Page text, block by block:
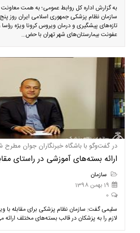
به گزارش اداره کل روابط عمومی؛ به همت
تازه‌های پیشگیری و درمان ویروس کرونا ویژه
عفونت بیمارستان‌های شهر تهران با حض...
در گفت‌وگو با باشگاه خبرنگاران جوان مطرح
ارائه بسته‌های آموزشی در راستای
سازمان
19 بهمن 1398
0
سلیمی گفت: سازمان نظام پزشکی برای مقابله با
لازم را به پزشکان در قالب بسته‌های مختلف ارائه